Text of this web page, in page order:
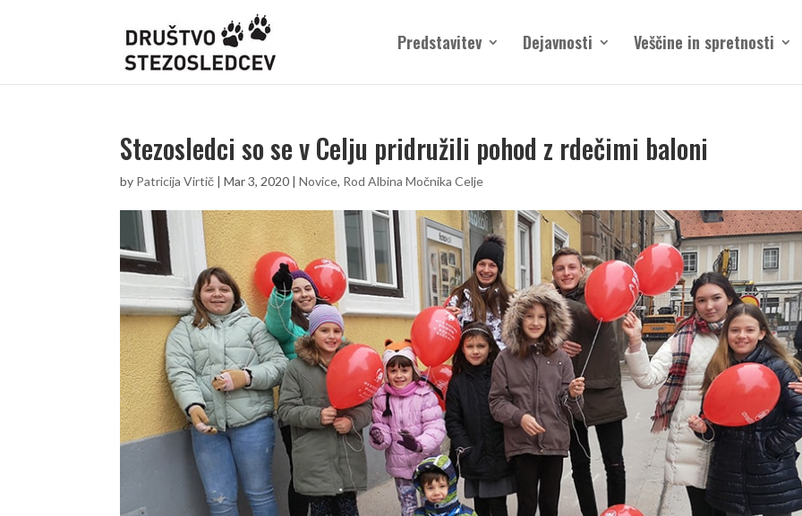
Predstavitev Dejavnosti Veščine in spretnosti
Stezosledci so se v Celju pridružili pohod z rdečimi baloni
by Patricija Virtič |Mar 3, 2020 |Novice, Rod Albina Močnika Celje